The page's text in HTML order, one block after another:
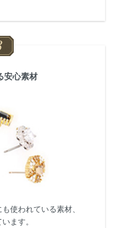
安心素材
使われている素材、
ます。